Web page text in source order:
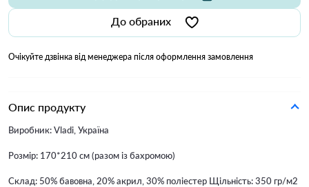
До обраних
Очікуйте дзвінка від менеджера після оформлення замовлення
Опис продукту
Виробник: Vladi, Україна
Розмір: 170*210 см (разом із бахромою)
Склад: 50% бавовна, 20% акрил, 30% поліестер Щільність: 350 гр/м2